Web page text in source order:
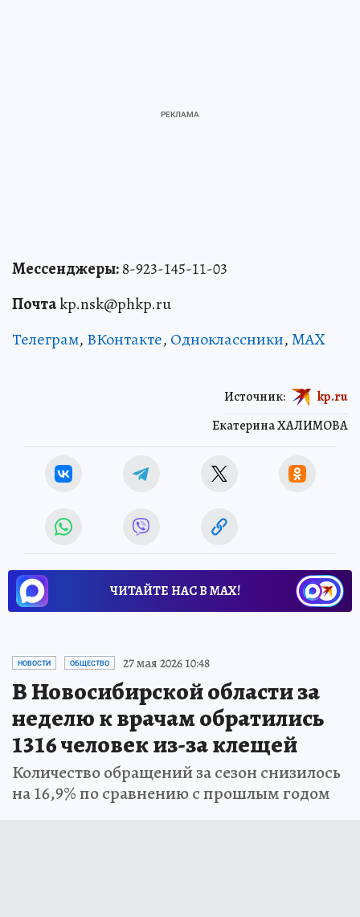
Мессенджеры:8-923-145-11-03
Почтаkp.nsk@phkp.ru
Телеграм, ВКонтакте, Одноклассники,MAX
Екатерина ХАЛИМОВА
Источник: kp.ru
ЧИТАЙТЕ НАС В МАХ!
НОВОСТИ ОБЩЕСТВО 27 мая 2026 10:48
В Новосибирской области за
неделю к врачам обратились
1316 человек из-за клещей
Количество обращений за сезон снизилось
на 16,9% по сравнению с прошлым годом